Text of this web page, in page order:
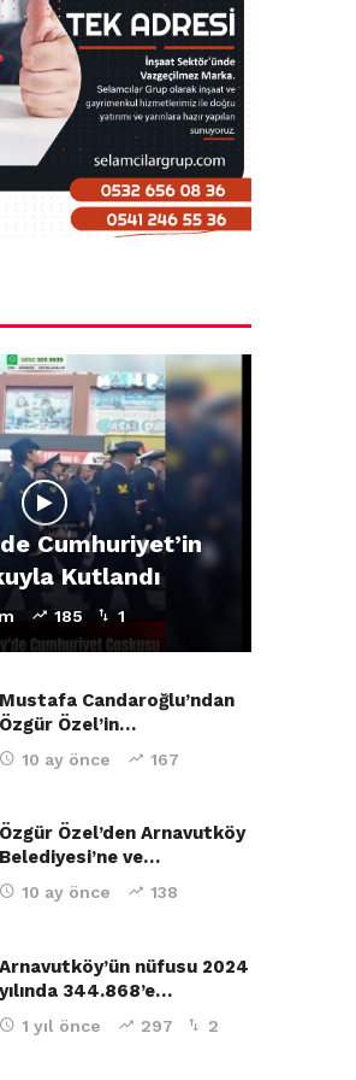
Cumhuriyet’in
Kutlandı
185 1
Mustafa Candaroğlu’ndan
Özgür Özel’in…
10 ay önce 167
Özgür Özel’den Arnavutköy
Belediyesi’ne ve…
10 ay önce 138
Arnavutköy’ün nüfusu 2024
yılında 344.868’e…
1 yıl önce 297 2